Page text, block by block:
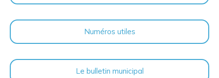
Numéros utiles
Le bulletin municipal